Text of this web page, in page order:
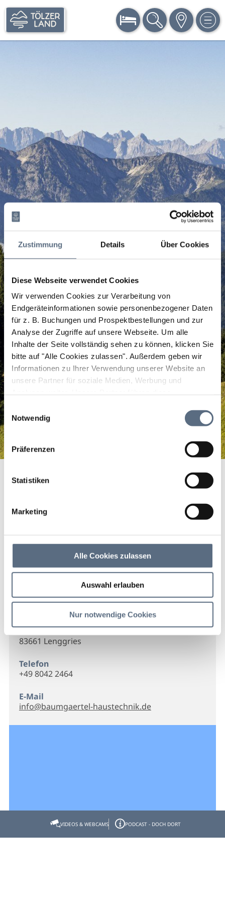
Zustimmung Details Über Cookies
Diese Webseite verwendet Cookies
Wir verwenden Cookies zur Verarbeitung von
Endgeräteinformationen sowie personenbezogener Daten
für z. B. Buchungen und Prospektbestellungen und zur
Analyse der Zugriffe auf unsere Webseite. Um alle
Inhalte der Seite vollständig sehen zu können, klicken Sie
bitte auf "Alle Cookies zulassen". Außerdem geben wir
Informationen zu Ihrer Verwendung unserer Website an
unsere Partner für soziale Medien, Werbung und
zusammen, die Sie ihnen bereitgestellt haben oder die
sie im Rahmen Ihrer Nutzung der Dienste gesammelt
Einwilligungsauswahl
Notwendig
Präferenzen
Statistiken
Marketing
Alle Cookies zulassen
Auswahl erlauben
Nur notwendige Cookies
BUCHEN SUCHE KARTE MENÜ
Baumgärtel Haustechnik
GmbH
Kontakt
Baumgärtel Haustechnik GmbH
Scharfreiterstr. 32
83661 Lenggries
Telefon
+49 8042 2464
E-Mail
info@baumgaertel-haustechnik.de
VIDEOS & WEBCAMS PODCAST - DOCH DORT